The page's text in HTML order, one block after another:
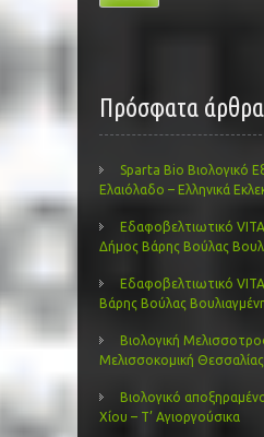
Πρόσφατα άρθρα
Sparta Bio Βιολογικό
Ελαιόλαδο – Ελληνικά
Εδαφοβελτιωτικό VITA
Δήμος Βάρης Βούλας
Εδαφοβελτιωτικό
Βάρης Βούλας
Βιολογική
Μελισσοκομική Θεσσαλίας
Βιολογικό
Χίου – Τ’ Αγιοργούσικα